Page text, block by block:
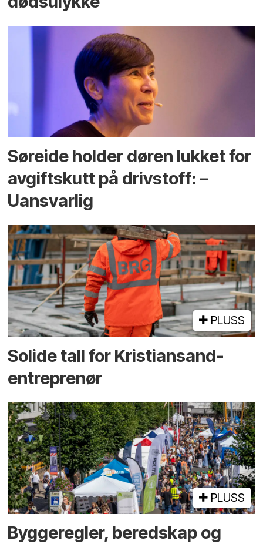
Søreide holder døren lukket for
avgiftskutt på drivstoff: –
Uansvarlig
PLUSS
Solide tall for Kristiansand-
entreprenør
PLUSS
Bygge­regler, beredskap og